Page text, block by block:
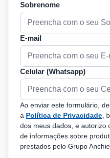
Sobrenome
E-mail
Celular (Whatsapp)
Ao enviar este formulário,
a Política de Privacidade ,
dos meus dados, e autorizo
de informações sobre
prestados pelo Grupo